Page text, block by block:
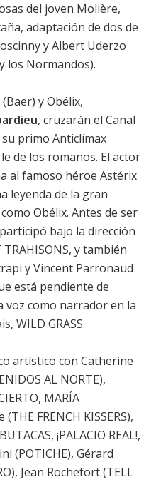
del joven Molière,
, adaptación de dos de
y Albert Uderzo
los Normandos).
Baer) y Obélix,
, cruzarán el Canal
primo Anticlímax
de los romanos. El actor
al famoso héroe Astérix
leyenda de la gran
Obélix. Antes de ser
bajo la dirección
y también
y Vincent Parronaud
está pendiente de
voz como narrador en la
WILD GRASS.
artístico con Catherine
AL NORTE),
MARÍA
FRENCH KISSERS),
¡PALACIO REAL!,
(POTICHE), Gérard
Jean Rochefort(TELL